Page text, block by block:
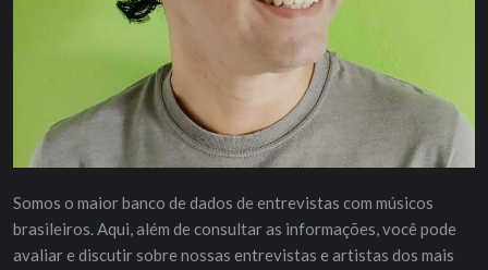
Somos o maior banco de dados de entrevistas com músicos
brasileiros. Aqui, além de consultar as informações, você pode
avaliar e discutir sobre nossas entrevistas e artistas dos mais